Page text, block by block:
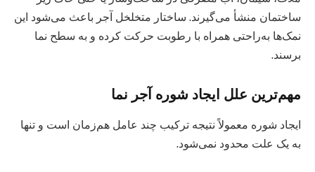
ساختمان منشأ می‌گیرند. ساختار متخلخل آجر باعث می‌شود این
نمک‌ها به‌راحتی همراه با رطوبت حرکت کرده و به سطح نما
برسند.
مهم‌ترین علل ایجاد شوره آجر نما
ایجاد شوره معمولاً نتیجه ترکیب چند عامل هم‌زمان است و تنها
به یک علت محدود نمی‌شود.